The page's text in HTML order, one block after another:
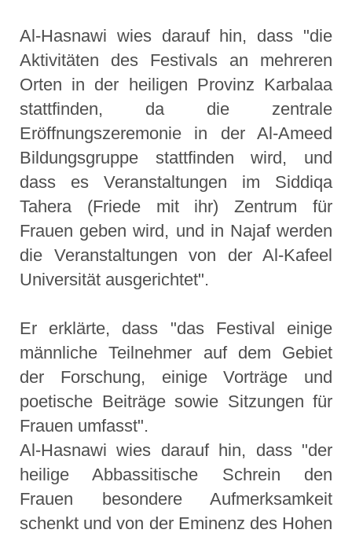
Al-Hasnawi wies darauf hin, dass "die
Aktivitäten des Festivals an mehreren
Orten in der heiligen Provinz Karbalaa
stattfinden, da die zentrale
Eröffnungszeremonie in der Al-Ameed
Bildungsgruppe stattfinden wird, und
dass es Veranstaltungen im Siddiqa
Tahera (Friede mit ihr) Zentrum für
Frauen geben wird, und in Najaf werden
die Veranstaltungen von der Al-Kafeel
Universität ausgerichtet".
Er erklärte, dass "das Festival einige
männliche Teilnehmer auf dem Gebiet
der Forschung, einige Vorträge und
poetische Beiträge sowie Sitzungen für
Frauen umfasst".
Al-Hasnawi wies darauf hin, dass "der
heilige Abbassitische Schrein den
Frauen besondere Aufmerksamkeit
schenkt und von der Eminenz des Hohen